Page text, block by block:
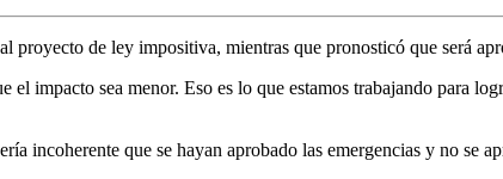
de ley impositiva, mientras que pronosticó que será
impacto sea menor. Eso es lo que estamos trabajando para
incoherente que se hayan aprobado las emergencias y no se